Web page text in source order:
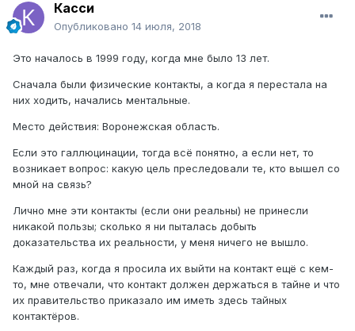
Касси
Опубликовано 14 июля, 2018
Это началось в 1999 году, когда мне было 13 лет.
Сначала были физические контакты, а когда я перестала на
них ходить, начались ментальные.
Место действия: Воронежская область.
Если это галлюцинации, тогда всё понятно, а если нет, то
возникает вопрос: какую цель преследовали те, кто вышел со
мной на связь?
Лично мне эти контакты (если они реальны) не принесли
никакой пользы; сколько я ни пыталась добыть
доказательства их реальности, у меня ничего не вышло.
Каждый раз, когда я просила их выйти на контакт ещё с кем-
то, мне отвечали, что контакт должен держаться в тайне и что
их правительство приказало им иметь здесь тайных
контактёров.